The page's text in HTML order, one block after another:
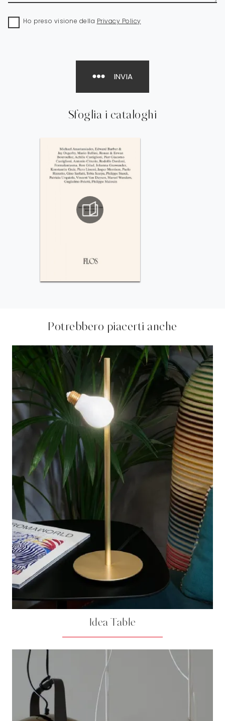
Sfoglia i cataloghi
Ho preso visione della Privacy Policy
INVIA
Potrebbero piacerti anche
Idea Table